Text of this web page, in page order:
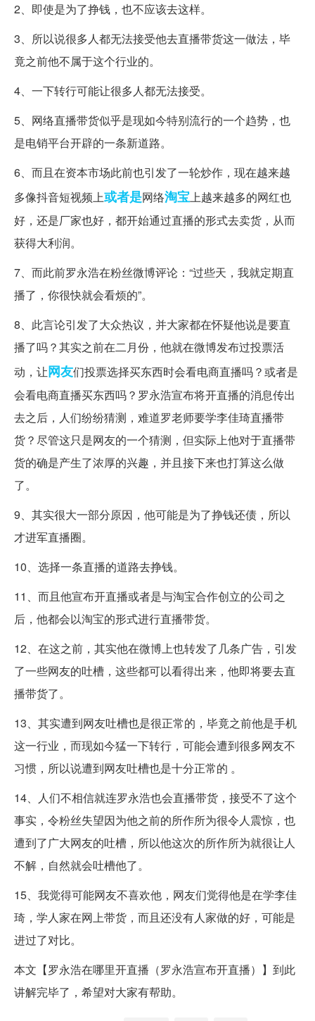
2、即使是为了挣钱，也不应该去这样。
3、所以说很多人都无法接受他去直播带货这一做法，毕
竟之前他不属于这个行业的。
4、一下转行可能让很多人都无法接受。
5、网络直播带货似乎是现如今特别流行的一个趋势，也
是电销平台开辟的一条新道路。
6、而且在资本市场此前也引发了一轮炒作，现在越来越
多像抖音短视频上或者是网络淘宝上越来越多的网红也
好，还是厂家也好，都开始通过直播的形式去卖货，从而
获得大利润。
7、而此前罗永浩在粉丝微博评论：“过些天，我就定期直
播了，你很快就会看烦的”。
8、此言论引发了大众热议，并大家都在怀疑他说是要直
播了吗？其实之前在二月份，他就在微博发布过投票活
动，让网友们投票选择买东西时会看电商直播吗？或者是
会看电商直播买东西吗？罗永浩宣布将开直播的消息传出
去之后，人们纷纷猜测，难道罗老师要学李佳琦直播带
货？尽管这只是网友的一个猜测，但实际上他对于直播带
货的确是产生了浓厚的兴趣，并且接下来也打算这么做
了。
9、其实很大一部分原因，他可能是为了挣钱还债，所以
才进军直播圈。
10、选择一条直播的道路去挣钱。
11、而且他宣布开直播或者是与淘宝合作创立的公司之
后，他都会以淘宝的形式进行直播带货。
12、在这之前，其实他在微博上也转发了几条广告，引发
了一些网友的吐槽，这些都可以看得出来，他即将要去直
播带货了。
13、其实遭到网友吐槽也是很正常的，毕竟之前他是手机
这一行业，而现如今猛一下转行，可能会遭到很多网友不
习惯，所以说遭到网友吐槽也是十分正常的 。
14、人们不相信就连罗永浩也会直播带货，接受不了这个
事实，令粉丝失望因为他之前的所作所为很令人震惊，也
遭到了广大网友的吐槽，所以他这次的所作所为就很让人
不解，自然就会吐槽他了。
15、我觉得可能网友不喜欢他，网友们觉得他是在学李佳
琦，学人家在网上带货，而且还没有人家做的好，可能是
进过了对比。
本文【罗永浩在哪里开直播（罗永浩宣布开直播）】到此
讲解完毕了，希望对大家有帮助。